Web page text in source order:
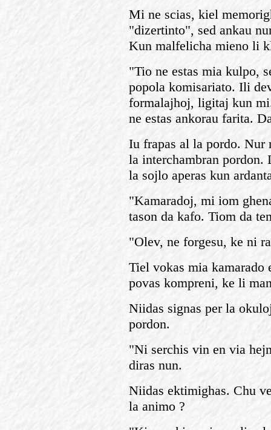
Mi ne scias, kiel
"dizertinto", sed ankau
Kun malfelicha mieno li
"Tio ne estas mia kulpo,
popola komisariato. Ili
formalajhoj, ligitaj kun
ne estas ankorau farita.
Iu frapas al la pordo.
la interchambran pordon.
la sojlo aperas kun
"Kamaradoj, mi iom
tason da kafo. Tiom da
"Olev, ne forgesu, ke ni
Tiel vokas mia
povas kompreni, ke li
Niidas signas per la
pordon.
"Ni serchis vin en via
diras nun.
Niidas ektimighas. Chu
la animo ?